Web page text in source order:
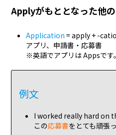
Applyがもととなった他
Application= apply + -
アプリ、申請書・応募書
※英語でアプリは Appsです。
例文
I worked really hard on
この応募書をとても頑張